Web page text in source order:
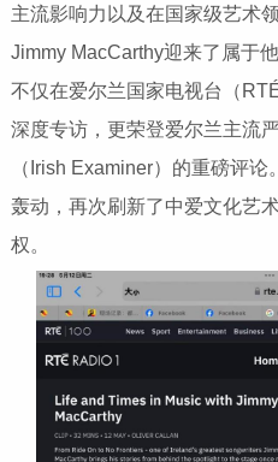
主流影响力以及在国家级艺术
Jimmy MacCarthy迎来了属
不仅在爱尔兰国家电视台（
深度专访，更荣登爱尔兰主流
（Irish Examiner）的重磅评
轰动，再次刷新了中爱文化艺
权。